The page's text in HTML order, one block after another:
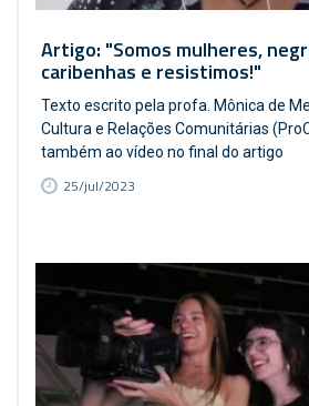
Artigo: "Somos mulheres,
caribenhas e resistimos!"
Texto escrito pela profa. Mônica de
Cultura e Relações Comunitárias
também ao vídeo no final do artigo
25/jul/2023